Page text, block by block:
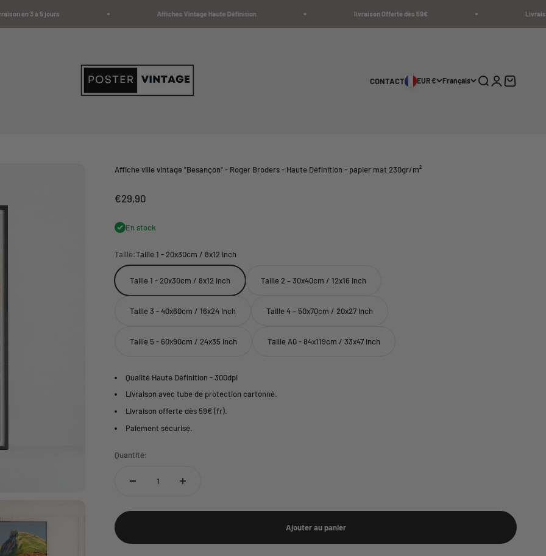
en 3 à 5 jours Affiches Vintage Haute Définition livraison Offerte dès 59€ Livraison
CONTACT EUR € Français Recherche
Connexion
Panier
Affiche ville vintage "Besançon" - Roger Broders - Haute Définition - papier mat 230gr/m²
Prix de vente
€29,90
En stock
Taille:Taille 1 - 20x30cm / 8x12 inch
Taille 1 - 20x30cm / 8x12 inch Taille 2 – 30x40cm / 12x16 inch
Taille 3 - 40x60cm / 16x24 inch Taille 4 – 50x70cm / 20x27 inch
Taille 5 - 60x90cm / 24x35 inch Taille A0 - 84x119cm / 33x47 inch
Qualité Haute Définition - 300dpi
Livraison avec tube de protection cartonné.
Livraison offerte dès 59€ (fr).
Paiement sécurisé.
Quantité:
Ajouter au panier